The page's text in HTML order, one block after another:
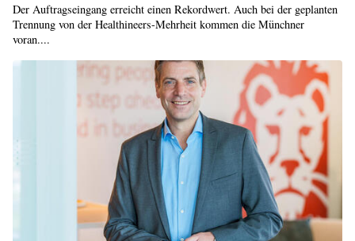
Der Auftragseingang erreicht einen Rekordwert. Auch bei der geplanten
Trennung von der Healthineers-Mehrheit kommen die Münchner
voran....